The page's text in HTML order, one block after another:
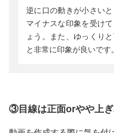
逆に口の動きが小さい
マイナスな印象を受け
ょう。また、ゆっくり
と非常に印象が良いです。
③目線は正面orやや上